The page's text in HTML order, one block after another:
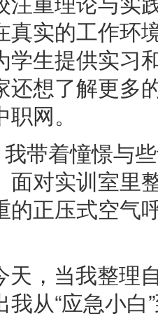
真实的工作环
学生提供实习
还想了解更多
网。
带着憧憬与
面对实训室里
的正压式空
天，当我整理
从“应急小白